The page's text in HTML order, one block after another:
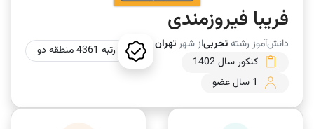
فریبا فیروزمندی
دانش‌آموز رشتهتجربیاز شهرتهران
کنکور سال 1402
1 سال عضو
رتبه 4361 منطقه دو